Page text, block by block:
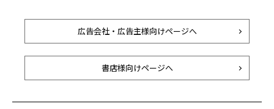
広告会社・広告主様向けページへ
書店様向けページへ